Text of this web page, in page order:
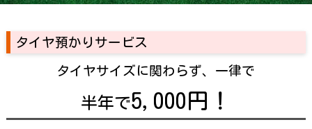
タイヤ預かりサービス
タイヤサイズに関わらず、一律で
半年で5,000円！